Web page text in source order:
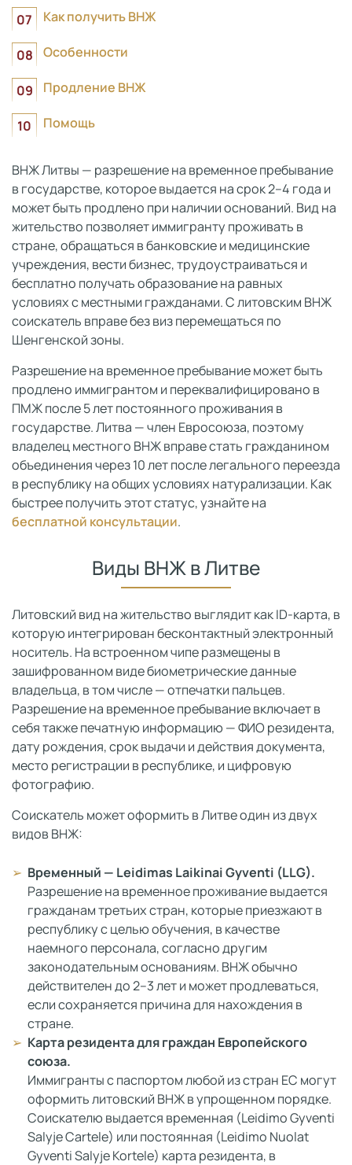
Как получить ВНЖ
Особенности
Продление ВНЖ
Помощь
ВНЖ Литвы — разрешение на временное пребывание
в государстве, которое выдается на срок 2–4 года и
может быть продлено при наличии оснований. Вид на
жительство позволяет иммигранту проживать в
стране, обращаться в банковские и медицинские
учреждения, вести бизнес, трудоустраиваться и
бесплатно получать образование на равных
условиях с местными гражданами. С литовским ВНЖ
соискатель вправе без виз перемещаться по
Шенгенской зоны.
Разрешение на временное пребывание может быть
продлено иммигрантом и переквалифицировано в
ПМЖ после 5 лет постоянного проживания в
государстве. Литва — член Евросоюза, поэтому
владелец местного ВНЖ вправе стать гражданином
объединения через 10 лет после легального переезда
в республику на общих условиях натурализации. Как
быстрее получить этот статус, узнайте на
бесплатной консультации.
Виды ВНЖ в Литве
Литовский вид на жительство выглядит как ID-карта, в
которую интегрирован бесконтактный электронный
носитель. На встроенном чипе размещены в
зашифрованном виде биометрические данные
владельца, в том числе — отпечатки пальцев.
Разрешение на временное пребывание включает в
себя также печатную информацию — ФИО резидента,
дату рождения, срок выдачи и действия документа,
место регистрации в республике, и цифровую
фотографию.
Соискатель может оформить в Литве один из двух
видов ВНЖ:
Временный — Leidimas Laikinai Gyventi (LLG).
Разрешение на временное проживание выдается
гражданам третьих стран, которые приезжают в
республику с целью обучения, в качестве
наемного персонала, согласно другим
законодательным основаниям. ВНЖ обычно
действителен до 2–3 лет и может продлеваться,
если сохраняется причина для нахождения в
стране.
Карта резидента для граждан Европейского
союза.
Иммигранты с паспортом любой из стран ЕС могут
оформить литовский ВНЖ в упрощенном порядке.
Соискателю выдается временная (Leidimo Gyventi
Salyje Cartele) или постоянная (Leidimo Nuolat
Gyventi Salyje Kortele) карта резидента, в